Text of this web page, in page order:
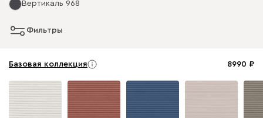
Вертикаль 968
Фильтры
Базовая коллекция 8990